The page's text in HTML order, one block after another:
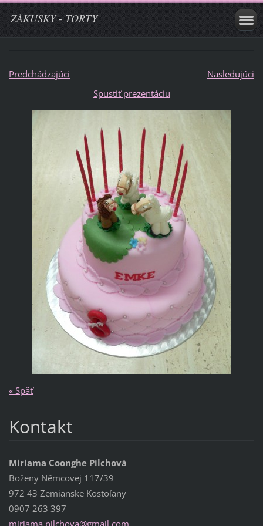
ZÁKUSKY - TORTY
Predchádzajúci
Nasledujúci
Spustiť prezentáciu
« Späť
Kontakt
Miriama Coonghe Pilchová
Boženy Němcovej 117/39
972 43 Zemianske Kostoľany
0907 263 397
miriama. pilchova@gmail.com